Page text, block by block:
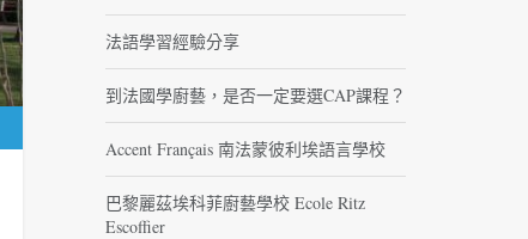
法語學習經驗分享
到法國學廚藝，是否一定要選CAP課程？
Accent Français 南法蒙彼利埃語言學校
巴黎麗茲埃科菲廚藝學校 Ecole Ritz
Escoffier